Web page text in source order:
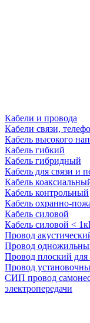
Кабели и провода
Кабели связи,
Кабель высокого
Кабель гибкий
Кабель гибридный
Кабель для связи и
Кабель
Кабель контрольный
Кабель охранно-
Кабель силовой
Кабель силовой <
Провод
Провод
Провод плоский для
Провод
СИП провод
электропередачи